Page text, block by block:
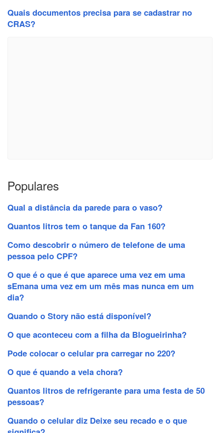
Quais documentos precisa para se cadastrar no
CRAS?
Populares
Qual a distância da parede para o vaso?
Quantos litros tem o tanque da Fan 160?
Como descobrir o número de telefone de uma
pessoa pelo CPF?
O que é o que é que aparece uma vez em uma
sEmana uma vez em um mês mas nunca em um
dia?
Quando o Story não está disponível?
O que aconteceu com a filha da Blogueirinha?
Pode colocar o celular pra carregar no 220?
O que é quando a vela chora?
Quantos litros de refrigerante para uma festa de 50
pessoas?
Quando o celular diz Deixe seu recado e o que